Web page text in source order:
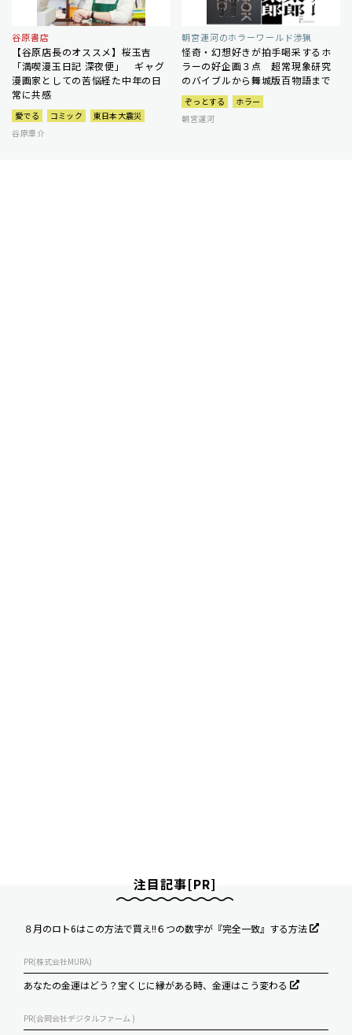
谷原書店
【谷原店長のオススメ】桜玉吉
「満喫漫玉日記 深夜便」 ギャグ
漫画家としての苦悩経た中年の日
常に共感
愛でる コミック
東日本大震災
谷原章介
朝宮運河のホラーワールド渉猟
怪奇・幻想好きが拍手喝采するホ
ラーの好企画３点 超常現象研究
のバイブルから舞城版百物語まで
ぞっとする
ホラー
朝宮運河
注目記事[PR]
８月のロト6はこの方法で買え!!６つの数字が『完全一致』する方法
PR(株式会社MURA)
あなたの金運はどう？宝くじに縁がある時、金運はこう変わる
PR(合同会社デジタルファーム )